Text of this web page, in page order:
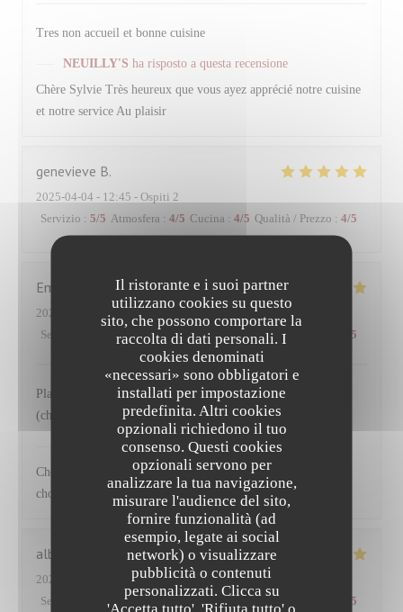
Il ristorante e i suoi partner
utilizzano cookies su questo
sito, che possono comportare la
raccolta di dati personali. I
cookies denominati
«necessari» sono obbligatori e
installati per impostazione
predefinita. Altri cookies
opzionali richiedono il tuo
consenso. Questi cookies
opzionali servono per
analizzare la tua navigazione,
misurare l'audience del sito,
fornire funzionalità (ad
esempio, legate ai social
network) o visualizzare
pubblicità o contenuti
personalizzati. Clicca su
'Accetta tutto', 'Rifiuta tutto' o
Tres non accueil et bonne cuisine
NEUILLY'S ha risposto a questa recensione
Chère Sylvie Très heureux que vous ayez apprécié notre cuisine
et notre service Au plaisir
genevieve B
2025-04-04 - 12:45 - Ospiti 2
Servizio : 5/5 Atmosfera : 4/5 Cucina : 4/5 Qualità / Prezzo : 4/5
Emmanuel
2025-03-28
- 12:15 - Ospiti 2
Servizio
Atmosfera: 5/5 Cucina: 5/5 Qualità / Prezzo /5
Plats goûteux, de saison. Belles compositions de légumes
(choux) accompagnant le saumon
NEUILLY'S ha risposto a questa recensione
Cher Emmanuel Ravi que vous ayez apprécié nos plats et les
choix de légumes proposés Au plaisir
albane
2025-03-27
- 12:45 - Ospiti 2
Servizio
Atmosfera Cucina: Qualità / Prezzo /5